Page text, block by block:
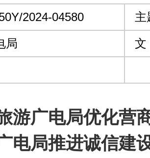
2024-04580 主
局
游广电局优化营
电局推进诚信建